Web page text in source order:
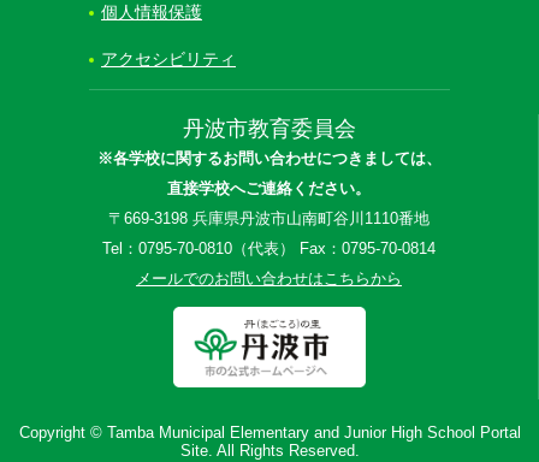
丹波市教育委員会
※各学校に関するお問い合わせにつきましては、
直接学校へご連絡ください。
〒669-3198 兵庫県丹波市山南町谷川1110番地
Tel：0795-70-0810（代表） Fax：0795-70-0814
メールでのお問い合わせはこちらから
個人情報保護
アクセシビリティ
Copyright © Tamba Municipal Elementary and Junior High School Portal
Site. All Rights Reserved.